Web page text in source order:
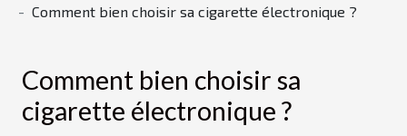
Comment bien choisir sa cigarette électronique ?
Comment bien choisir sa
cigarette électronique ?